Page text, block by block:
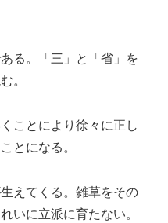
る。「三」と「省」を
。
ことにより徐々に正し
とになる。
えてくる。雑草をその
いに立派に育たない。